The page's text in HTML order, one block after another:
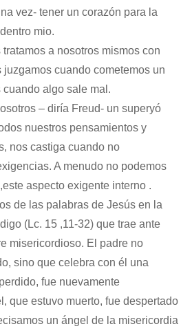
vez- tener un corazón para la
mio.
a nosotros mismos con
juzgamos cuando cometemos un
algo sale mal.
– diría Freud- un superyó
nuestros pensamientos y
nos castiga cuando no
A menudo no podemos
aspecto exigente interno .
de las palabras de Jesús en la
(Lc. 15 ,11-32) que trae ante
misericordioso. El padre no
sino que celebra con él una
fue nuevamente
que estuvo muerto, fue despertado
un ángel de la misericordia